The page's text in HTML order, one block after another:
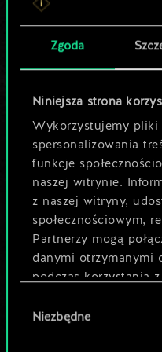
Zgoda
Niniejsza strona
Wykorzystujemy pliki
spersonalizowania
funkcje
naszej witrynie.
z naszej witryny,
społecznościowym,
Partnerzy mogą
danymi otrzymanymi
podczas korzystania
używanie plików
zgody
Niezbędne
Pomóż
Nazwij talię i